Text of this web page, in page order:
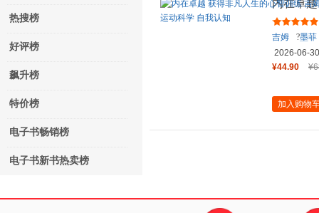
热搜榜
好评榜
飙升榜
特价榜
电子书畅销榜
电子书新书热卖榜
内在卓
墨菲 著
吉姆 ?墨菲
2026-06-30
¥44.90
加入购物